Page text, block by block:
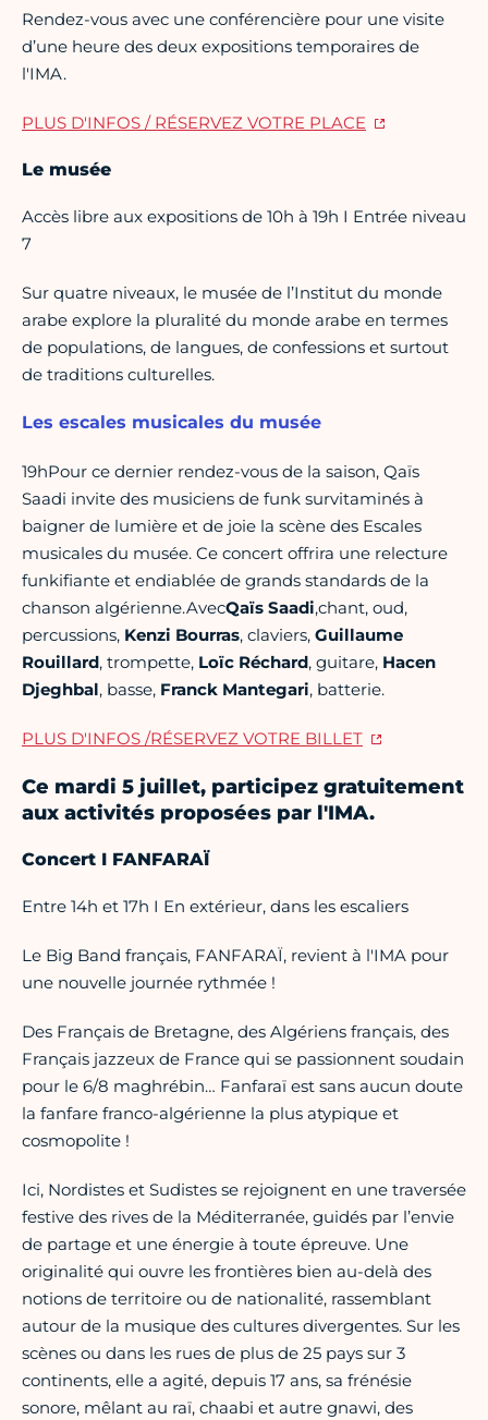
Rendez-vous avec une conférencière pour une visite
d’une heure des deux expositions temporaires de
l'IMA.
PLUS D'INFOS / RÉSERVEZ VOTRE PLACE
Le musée
Accès libre aux expositions de 10h à 19h I Entrée niveau
7
Sur quatre niveaux, le musée de l’Institut du monde
arabe explore la pluralité du monde arabe en termes
de populations, de langues, de confessions et surtout
de traditions culturelles.
Les escales musicales du musée
19hPour ce dernier rendez-vous de la saison, Qaïs
Saadi invite des musiciens de funk survitaminés à
baigner de lumière et de joie la scène des Escales
musicales du musée. Ce concert offrira une relecture
funkifiante et endiablée de grands standards de la
chanson algérienne.AvecQaïs Saadi,chant, oud,
percussions, Kenzi Bourras, claviers, Guillaume
Rouillard, trompette, Loïc Réchard, guitare, Hacen
Djeghbal, basse, Franck Mantegari, batterie.
PLUS D'INFOS /RÉSERVEZ VOTRE BILLET
Ce mardi 5 juillet, participez gratuitement
aux activités proposées par l'IMA.
Concert I FANFARAÏ
Entre 14h et 17h I En extérieur, dans les escaliers
Le Big Band français, FANFARAÏ, revient à l'IMA pour
une nouvelle journée rythmée !
Des Français de Bretagne, des Algériens français, des
Français jazzeux de France qui se passionnent soudain
pour le 6/8 maghrébin… Fanfaraï est sans aucun doute
la fanfare franco-algérienne la plus atypique et
cosmopolite !
Ici, Nordistes et Sudistes se rejoignent en une traversée
festive des rives de la Méditerranée, guidés par l’envie
de partage et une énergie à toute épreuve. Une
originalité qui ouvre les frontières bien au-delà des
notions de territoire ou de nationalité, rassemblant
autour de la musique des cultures divergentes. Sur les
scènes ou dans les rues de plus de 25 pays sur 3
continents, elle a agité, depuis 17 ans, sa frénésie
sonore, mêlant au raï, chaabi et autre gnawi, des